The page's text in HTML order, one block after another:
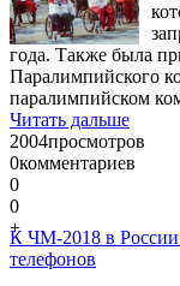
года. Также была
Паралимпийского
паралимпийском
Читать дальше
2004просмотров
0комментариев
0
0
+
К ЧМ-2018 в России
телефонов